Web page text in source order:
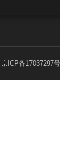
京ICP备17037297